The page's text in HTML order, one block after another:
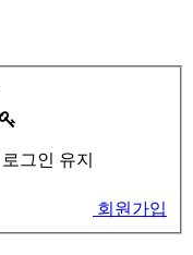
로그인 유지
회원가입